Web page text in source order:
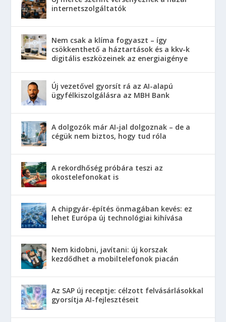
internetszolgáltatók
Nem csak a klíma fogyaszt – így
csökkenthető a háztartások és a kkv-k
digitális eszközeinek az energiaigénye
Új vezetővel gyorsít rá az AI-alapú
ügyfélkiszolgálásra az MBH Bank
A dolgozók már AI-jal dolgoznak – de a
cégük nem biztos, hogy tud róla
A rekordhőség próbára teszi az
okostelefonokat is
A chipgyár-építés önmagában kevés: ez
lehet Európa új technológiai kihívása
Nem kidobni, javítani: új korszak
kezdődhet a mobiltelefonok piacán
Az SAP új receptje: célzott felvásárlásokkal
gyorsítja AI-fejlesztéseit